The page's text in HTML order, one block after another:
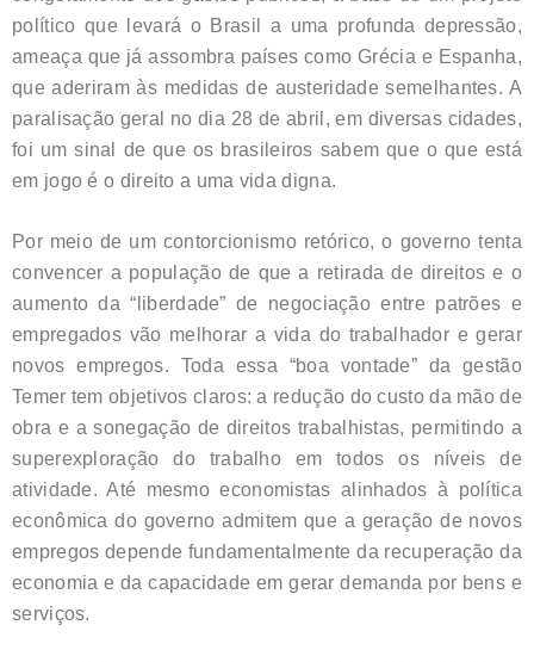
político que levará o Brasil a uma profunda depressão,
ameaça que já assombra países como Grécia e Espanha,
que aderiram às medidas de austeridade semelhantes. A
paralisação geral no dia 28 de abril, em diversas cidades,
foi um sinal de que os brasileiros sabem que o que está
em jogo é o direito a uma vida digna.
Por meio de um contorcionismo retórico, o governo tenta
convencer a população de que a retirada de direitos e o
aumento da “liberdade” de negociação entre patrões e
empregados vão melhorar a vida do trabalhador e gerar
novos empregos. Toda essa “boa vontade” da gestão
Temer tem objetivos claros: a redução do custo da mão de
obra e a sonegação de direitos trabalhistas, permitindo a
superexploração do trabalho em todos os níveis de
atividade. Até mesmo economistas alinhados à política
econômica do governo admitem que a geração de novos
empregos depende fundamentalmente da recuperação da
economia e da capacidade em gerar demanda por bens e
serviços.